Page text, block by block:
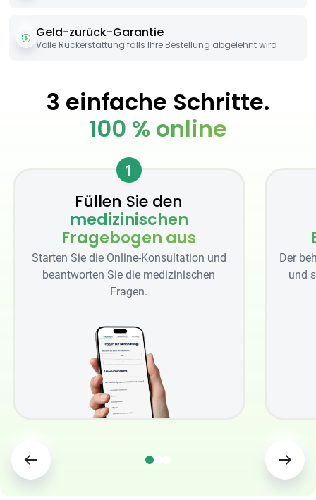
Geld-zurück-Garantie
Volle Rückerstattung falls Ihre Bestellung abgelehnt wird
3 einfache Schritte.
100 % online
1
Füllen Sie den
medizinischen
Fragebogen aus
Starten Sie die Online-Konsultation und
beantworten Sie die medizinischen
Fragen.
Der
und